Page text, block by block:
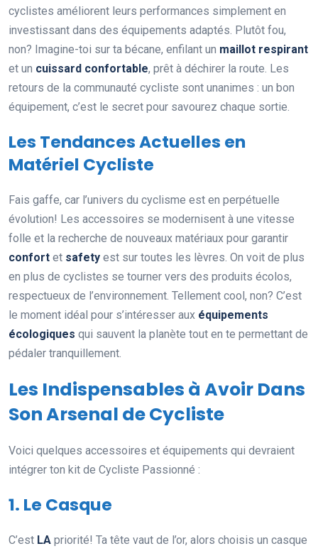
cyclistes améliorent leurs performances simplement en
investissant dans des équipements adaptés. Plutôt fou,
non? Imagine-toi sur ta bécane, enfilant un maillot respirant
et un cuissard confortable, prêt à déchirer la route. Les
retours de la communauté cycliste sont unanimes : un bon
équipement, c’est le secret pour savourez chaque sortie.
Les Tendances Actuelles en
Matériel Cycliste
Fais gaffe, car l’univers du cyclisme est en perpétuelle
évolution! Les accessoires se modernisent à une vitesse
folle et la recherche de nouveaux matériaux pour garantir
confort et safety est sur toutes les lèvres. On voit de plus
en plus de cyclistes se tourner vers des produits écolos,
respectueux de l’environnement. Tellement cool, non? C’est
le moment idéal pour s’intéresser aux équipements
écologiques qui sauvent la planète tout en te permettant de
pédaler tranquillement.
Les Indispensables à Avoir Dans
Son Arsenal de Cycliste
Voici quelques accessoires et équipements qui devraient
intégrer ton kit de Cycliste Passionné :
1. Le Casque
C’est LA priorité! Ta tête vaut de l’or, alors choisis un casque